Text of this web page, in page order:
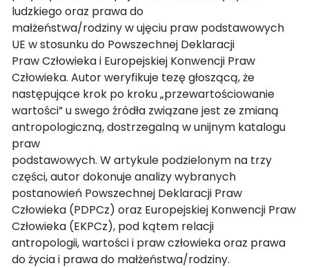
ludzkiego oraz prawa do
małżeństwa/rodziny w ujęciu praw podstawowych
UE w stosunku do Powszechnej Deklaracji
Praw Człowieka i Europejskiej Konwencji Praw
Człowieka. Autor weryfikuje tezę głoszącą, że
następujące krok po kroku „przewartościowanie
wartości” u swego źródła związane jest ze zmianą
antropologiczną, dostrzegalną w unijnym katalogu
praw
podstawowych. W artykule podzielonym na trzy
części, autor dokonuje analizy wybranych
postanowień Powszechnej Deklaracji Praw
Człowieka (PDPCz) oraz Europejskiej Konwencji Praw
Człowieka (EKPCz), pod kątem relacji
antropologii, wartości i praw człowieka oraz prawa
do życia i prawa do małżeństwa/rodziny.